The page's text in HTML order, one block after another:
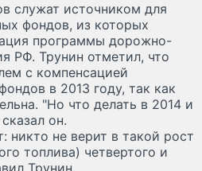
служат источником для
фондов, из которых
программы дорожно-
РФ. Трунин отметил, что
с компенсацией
в 2013 году, так как
"Но что делать в 2014 и
он.
никто не верит в такой рост
топлива) четвертого и